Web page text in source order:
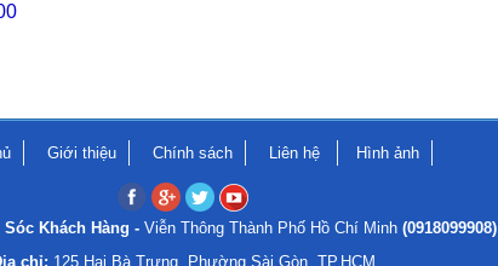
Giới thiệu Chính sách Liên hệ Hình ảnh
Khách Hàng - Viễn Thông Thành Phố Hồ Chí Minh(0918099908)
chỉ: 125 Hai Bà Trưng, Phường Sài Gòn, TP.HCM